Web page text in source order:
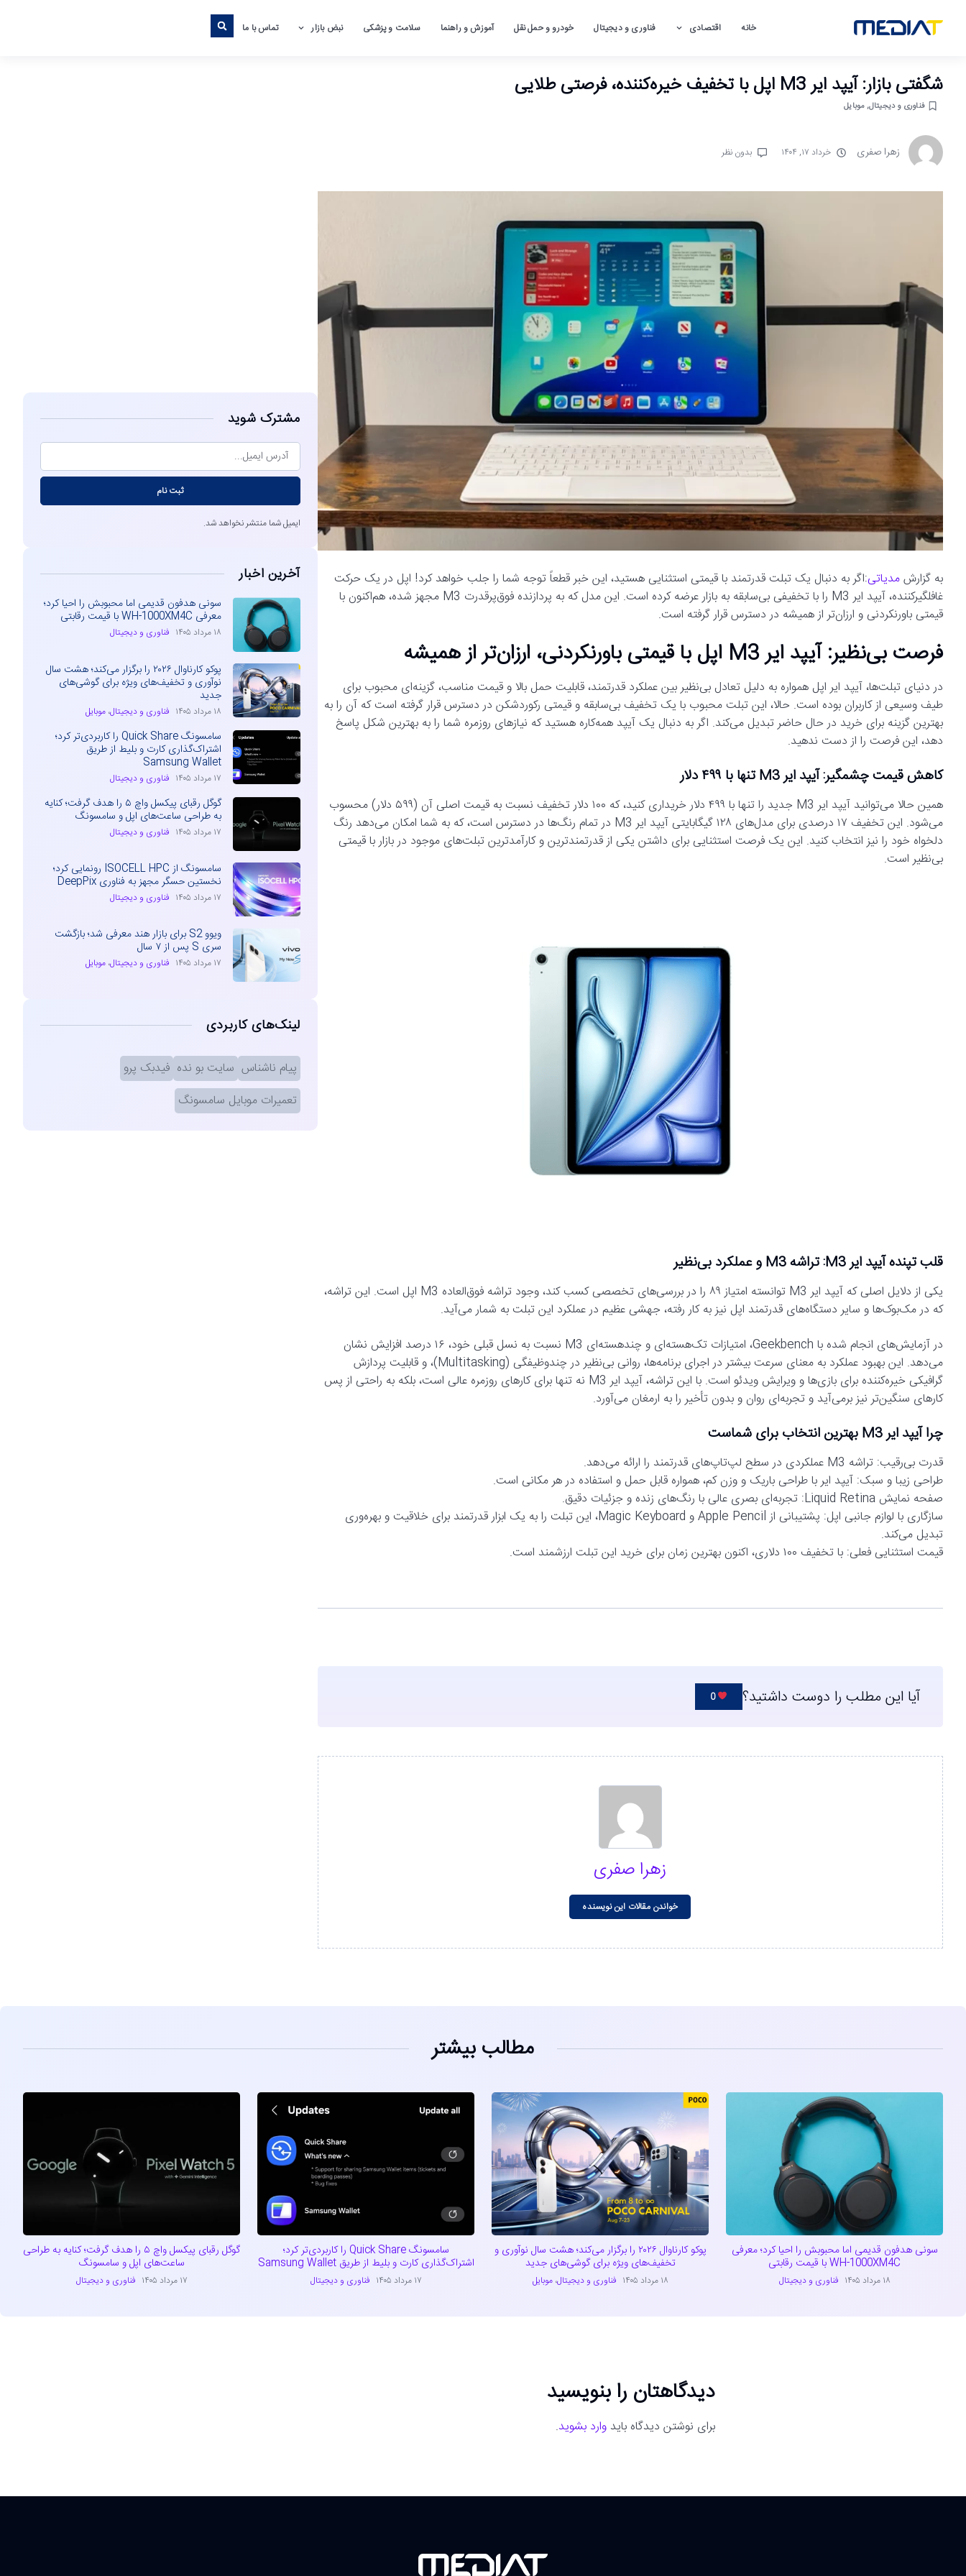
خانه اقتصادی فناوری و دیجیتال خودرو و حمل نقل آموزش و راهنما سلامت و پزشکی نبض بازار تماس با ما
شگفتی بازار: آیپد ایر M3 اپل با تخفیف خیره‌کننده، فرصتی طلایی
فناوری و دیجیتال,موبایل
زهرا صفری خرداد ۱۷, ۱۴۰۴ بدون نظر
به گزارشمدیاتی:اگر به دنبال یک تبلت قدرتمند با قیمتی استثنایی هستید، این خبر قطعاً توجه شما را جلب خواهد کرد! اپل در یک حرکت
غافلگیرکننده، آیپد ایر M3 را با تخفیفی بی‌سابقه به بازار عرضه کرده است. این مدل که به پردازنده فوق‌پرقدرت M3 مجهز شده، هم‌اکنون با
قیمتی باورنکردنی و ارزان‌تر از همیشه در دسترس قرار گرفته است.
فرصت بی‌نظیر: آیپد ایر M3 اپل با قیمتی باورنکردنی، ارزان‌تر از همیشه
در دنیای تبلت‌ها، آیپد ایر اپل همواره به دلیل تعادل بی‌نظیر بین عملکرد قدرتمند، قابلیت حمل بالا و قیمت مناسب، گزینه‌ای محبوب برای
طیف وسیعی از کاربران بوده است. حالا، این تبلت محبوب با یک تخفیف بی‌سابقه و قیمتی رکوردشکن در دسترس قرار گرفته است که آن را به
بهترین گزینه برای خرید در حال حاضر تبدیل می‌کند. اگر به دنبال یک آیپد همه‌کاره هستید که نیازهای روزمره شما را به بهترین شکل پاسخ
دهد، این فرصت را از دست ندهید.
کاهش قیمت چشمگیر: آیپد ایر M3 تنها با ۴۹۹ دلار
همین حالا می‌توانید آیپد ایر M3 جدید را تنها با ۴۹۹ دلار خریداری کنید، که ۱۰۰ دلار تخفیف نسبت به قیمت اصلی آن (۵۹۹ دلار) محسوب
می‌شود. این تخفیف ۱۷ درصدی برای مدل‌های ۱۲۸ گیگابایتی آیپد ایر M3 در تمام رنگ‌ها در دسترس است، که به شما امکان می‌دهد رنگ
دلخواه خود را نیز انتخاب کنید. این یک فرصت استثنایی برای داشتن یکی از قدرتمندترین و کارآمدترین تبلت‌های موجود در بازار با قیمتی
بی‌نظیر است.
قلب تپنده آیپد ایر M3: تراشه M3 و عملکرد بی‌نظیر
یکی از دلایل اصلی که آیپد ایر M3 توانسته امتیاز ۸۹ را در بررسی‌های تخصصی کسب کند، وجود تراشه فوق‌العاده M3 اپل است. این تراشه،
که در مک‌بوک‌ها و سایر دستگاه‌های قدرتمند اپل نیز به کار رفته، جهشی عظیم در عملکرد این تبلت به شمار می‌آید.
در آزمایش‌های انجام شده با Geekbench، امتیازات تک‌هسته‌ای و چند‌هسته‌ای M3 نسبت به نسل قبلی خود، ۱۶ درصد افزایش نشان
می‌دهد. این بهبود عملکرد به معنای سرعت بیشتر در اجرای برنامه‌ها، روانی بی‌نظیر در چندوظیفگی (Multitasking)، و قابلیت پردازش
گرافیکی خیره‌کننده برای بازی‌ها و ویرایش ویدئو است. با این تراشه، آیپد ایر M3 نه تنها برای کارهای روزمره عالی است، بلکه به راحتی از پس
کارهای سنگین‌تر نیز برمی‌آید و تجربه‌ای روان و بدون تأخیر را به ارمغان می‌آورد.
چرا آیپد ایر M3 بهترین انتخاب برای شماست
قدرت بی‌رقیب: تراشه M3 عملکردی در سطح لپ‌تاپ‌های قدرتمند را ارائه می‌دهد.
طراحی زیبا و سبک: آیپد ایر با طراحی باریک و وزن کم، همواره قابل حمل و استفاده در هر مکانی است.
صفحه نمایش Liquid Retina: تجربه‌ای بصری عالی با رنگ‌های زنده و جزئیات دقیق.
سازگاری با لوازم جانبی اپل: پشتیبانی از Apple Pencil و Magic Keyboard، این تبلت را به یک ابزار قدرتمند برای خلاقیت و بهره‌وری
تبدیل می‌کند.
قیمت استثنایی فعلی: با تخفیف ۱۰۰ دلاری، اکنون بهترین زمان برای خرید این تبلت ارزشمند است.
آیا این مطلب را دوست داشتید؟ 0
زهرا صفری
خواندن مقالات این نویسنده
مشترک شوید
ثبت نام
ایمیل شما منتشر نخواهد شد.
آخرین اخبار
سونی هدفون قدیمی اما محبوبش را احیا کرد؛
معرفی WH-1000XM4C با قیمت رقابتی
۱۸ مرداد ۱۴۰۵ فناوری و دیجیتال
پوکو کارناوال ۲۰۲۶ را برگزار می‌کند؛ هشت سال
نوآوری و تخفیف‌های ویژه برای گوشی‌های
جدید
۱۸ مرداد ۱۴۰۵ فناوری و دیجیتال،موبایل
سامسونگ Quick Share را کاربردی‌تر کرد؛
اشتراک‌گذاری کارت و بلیط از طریق
Samsung Wallet
۱۷ مرداد ۱۴۰۵ فناوری و دیجیتال
گوگل رقبای پیکسل واچ ۵ را هدف گرفت؛ کنایه
به طراحی ساعت‌های اپل و سامسونگ
۱۷ مرداد ۱۴۰۵ فناوری و دیجیتال
سامسونگ از ISOCELL HPC رونمایی کرد؛
نخستین حسگر مجهز به فناوری DeepPix
۱۷ مرداد ۱۴۰۵ فناوری و دیجیتال
ویوو S2 برای بازار هند معرفی شد؛ بازگشت
سری S پس از ۷ سال
۱۷ مرداد ۱۴۰۵ فناوری و دیجیتال،موبایل
لینک‌های کاربردی
پیام ناشناس سایت بو نده فیدبک پرو
تعمیرات موبایل سامسونگ
مطالب بیشتر
سونی هدفون قدیمی اما محبوبش را احیا کرد؛ معرفی
WH-1000XM4C با قیمت رقابتی
۱۸ مرداد ۱۴۰۵ فناوری و دیجیتال
پوکو کارناوال ۲۰۲۶ را برگزار می‌کند؛ هشت سال نوآوری و
تخفیف‌های ویژه برای گوشی‌های جدید
۱۸ مرداد ۱۴۰۵ فناوری و دیجیتال،موبایل
سامسونگ Quick Share را کاربردی‌تر کرد؛
اشتراک‌گذاری کارت و بلیط از طریق Samsung Wallet
۱۷ مرداد ۱۴۰۵ فناوری و دیجیتال
گوگل رقبای پیکسل واچ ۵ را هدف گرفت؛ کنایه به طراحی
ساعت‌های اپل و سامسونگ
۱۷ مرداد ۱۴۰۵ فناوری و دیجیتال
دیدگاهتان را بنویسید
برای نوشتن دیدگاه بایدوارد بشوید.